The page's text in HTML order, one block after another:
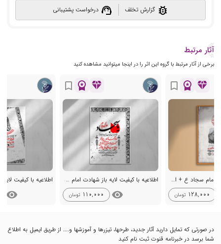
bug_report گزارش تخلف support_agent درخواست پشتیبانی
آثار مرتبط
برخی از آثار مرتبط با گروه این اثر را در اینجا میتوانید مشاهده کنید
diamond
workspace_premium
bookmark_border
طرح لایه باز شهادت امام سجاد ع + استوری
128,000 تومان
diamond
workspace_premium
bookmark_border
اطلاعیه با کیفیت لایه باز شهادت امام سجاد (ع)+ استوری
visibility
110,000 تومان visibility
در صورتی که تمایل دارید آثار جدید، طرحها، تیزرها و آموزشها و.... از طریق ایمیل به اطلاع
شما برسد در خبرنامه قنوت ثبت نام کنید